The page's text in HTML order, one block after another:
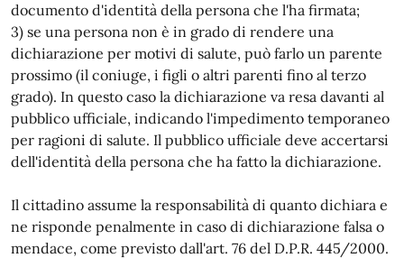
documento d'identità della persona che l'ha firmata;
3) se una persona non è in grado di rendere una
dichiarazione per motivi di salute, può farlo un parente
prossimo (il coniuge, i figli o altri parenti fino al terzo
grado). In questo caso la dichiarazione va resa davanti al
pubblico ufficiale, indicando l'impedimento temporaneo
per ragioni di salute. Il pubblico ufficiale deve accertarsi
dell'identità della persona che ha fatto la dichiarazione.
Il cittadino assume la responsabilità di quanto dichiara e
ne risponde penalmente in caso di dichiarazione falsa o
mendace, come previsto dall'art. 76 del D.P.R. 445/2000.